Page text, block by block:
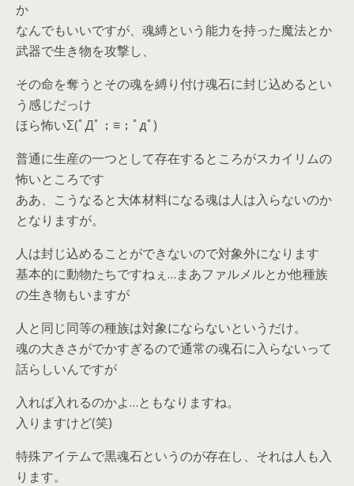
か
なんでもいいですが、魂縛という能力を持った魔法とか
武器で生き物を攻撃し、
その命を奪うとその魂を縛り付け魂石に封じ込めるとい
う感じだっけ
ほら怖いΣ(ﾟДﾟ；≡；ﾟдﾟ)
普通に生産の一つとして存在するところがスカイリムの
怖いところです
ああ、こうなると大体材料になる魂は人は入らないのか
となりますが。
人は封じ込めることができないので対象外になります
基本的に動物たちですねぇ…まあファルメルとか他種族
の生き物もいますが
人と同じ同等の種族は対象にならないというだけ。
魂の大きさがでかすぎるので通常の魂石に入らないって
話らしいんですが
入れば入れるのかよ…ともなりますね。
入りますけど(笑)
特殊アイテムで黒魂石というのが存在し、それは人も入
ります。